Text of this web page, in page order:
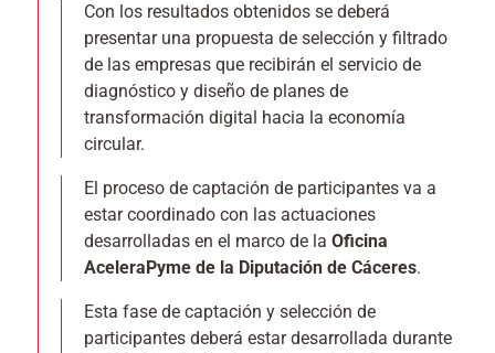
Con los resultados obtenidos se deberá
presentar una propuesta de selección y filtrado
de las empresas que recibirán el servicio de
diagnóstico y diseño de planes de
transformación digital hacia la economía
circular.
El proceso de captación de participantes va a
estar coordinado con las actuaciones
desarrolladas en el marco de la Oficina
AceleraPyme de la Diputación de Cáceres.
Esta fase de captación y selección de
participantes deberá estar desarrollada durante